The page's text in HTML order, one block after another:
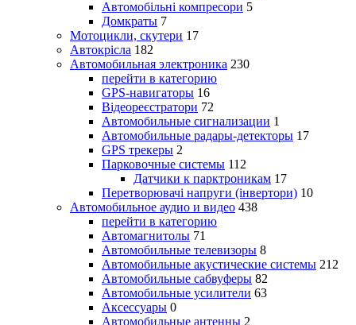
Автомобільні компресори 5
Домкраты 7
Мотоцикли, скутери 17
Автокрісла 182
Автомобильная электроника 230
перейти в категорию
GPS-навигаторы 16
Відеореєстратори 72
Автомобильные сигнализации 1
Автомобильные радары-детекторы 17
GPS трекеры 2
Парковочные системы 112
Датчики к парктроникам 17
Перетворювачі напруги (інвертори) 10
Автомобильное аудио и видео 438
перейти в категорию
Автомагнитолы 71
Автомобильные телевизоры 8
Автомобильные акустические системы 212
Автомобильные сабвуферы 82
Автомобильные усилители 63
Аксессуары 0
Автомобильные антенны 2